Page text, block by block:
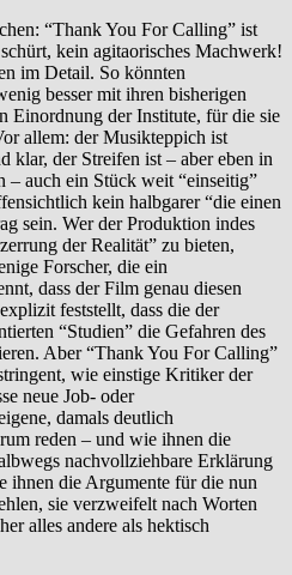
“Thank You For Calling” ist
kein agitaorisches Machwerk!
im Detail. So könnten
besser mit ihren bisherigen
Einordnung der Institute, für die sie
allem: der Musikteppich ist
klar, der Streifen ist – aber eben in
auch ein Stück weit “einseitig”
kein halbgarer “die einen
sein. Wer der Produktion indes
der Realität” zu bieten,
Forscher, die ein
dass der Film genau diesen
feststellt, dass die der
“Studien” die Gefahren des
Aber “Thank You For Calling”
wie einstige Kritiker der
neue Job- oder
damals deutlich
reden – und wie ihnen die
nachvollziehbare Erklärung
die Argumente für die nun
sie verzweifelt nach Worten
alles andere als hektisch